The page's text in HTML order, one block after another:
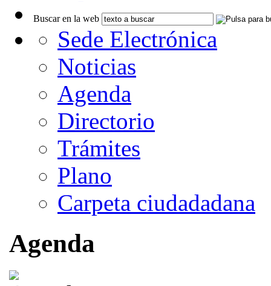
Buscar en la web
Sede Electrónica
Noticias
Agenda
Directorio
Trámites
Plano
Carpeta ciudadadana
Agenda